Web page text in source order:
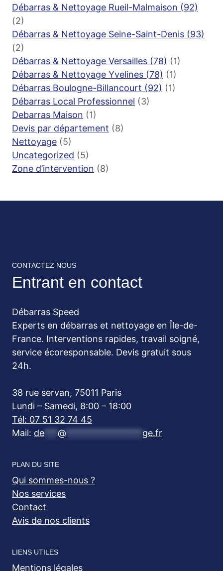
Débarras & Nettoyage Rueil-Malmaison (92)
(2)
Débarras & Nettoyage Seine-Saint-Denis (93)
(2)
Débarras & Nettoyage Versailles (78) (1)
Débarras & Nettoyage Yvelines (78) (1)
Débarras Boulogne-Billancourt (92) (1)
Débarras Local Professionnel (3)
Debarras Maison (1)
Devis par département (8)
Nettoyage (5)
Uncategorized (5)
Zone d’intervention (8)
CONTACTEZ NOUS
Entrant en contact
Débarras Speed
Experts en débarras et nettoyage en Île-de-
France. Interventions rapides, travail soigné,
service écoresponsable. Devis gratuit sous
24h.
38 rue servan, 75011 Paris
Lundi – Samedi, 8:00 – 18:00
Tél: 07 51 32 74 45
Mail: de @ ge.fr
PLAN DU SITE
Qui sommes-nous ?
Nos services
Contact
Avis de nos clients
LIENS UTILES
Mentions légales